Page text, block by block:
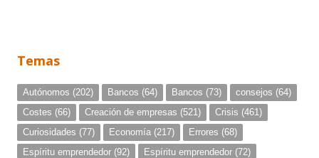
Temas
Autónomos (202) Bancos (64) Bancos (73) consejos (64)
Costes (66) Creación de empresas (521) Crisis (461)
Curiosidades (77) Economía (217) Errores (68)
Espíritu emprendedor (92) Espíritu emprendedor (72)